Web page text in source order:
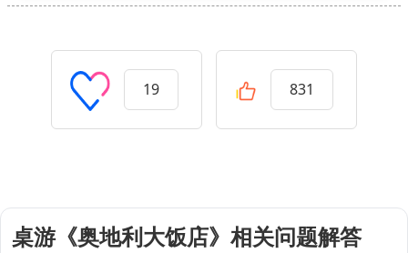
19 831
桌游《奥地利大饭店》相关问题解答